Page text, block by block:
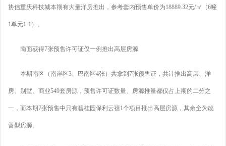
协信重庆科技城本期有大量洋房推出，参考套内预售单价为18889.32元/㎡（6幢
1单元1-1）。
南面获得7张预售许可证仅一例推出高层房源
本期南区（南岸区3、巴南区4张）共拿到7张预售证，共计推出高层、洋
房、别墅、商业549套房源，预售许可证数量、房源推量都仅占上期的二分之
一，而本期7张预售中只有碧桂园保利云禧1个项目推出高层房源，其余全为改
善型房源。